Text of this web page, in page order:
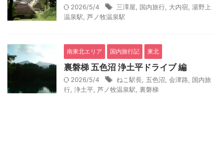
2026/5/4 三澤屋 国内旅行 大内宿 湯野上
温泉駅 芦ノ牧温泉駅
南東北エリア 国内旅行記 東北
裏磐梯 五色沼 浄土平ドライブ 編
2026/5/4 ねこ駅長 五色沼 会津路
国内旅
行 浄土平 芦ノ牧温泉駅 裏磐梯